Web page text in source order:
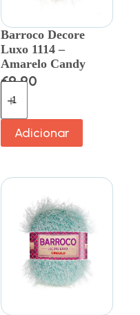
Barroco Decore
Luxo 1114 –
Amarelo Candy
€9.90
Adicionar